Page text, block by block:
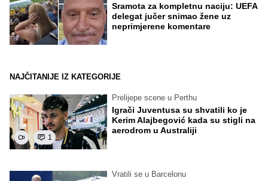
Sramota za kompletnu naciju: UEFA
delegat jučer snimao žene uz
neprimjerene komentare
NAJČITANIJE IZ KATEGORIJE
1
Prelijepe scene u Perthu
Igrači Juventusa su shvatili ko je
Kerim Alajbegović kada su stigli na
aerodrom u Australiji
Vratili se u Barcelonu